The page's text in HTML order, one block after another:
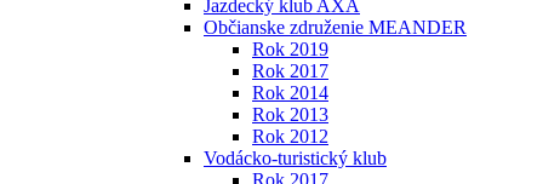
Jazdecký klub AXA
Občianske združenie MEANDER
Rok 2019
Rok 2017
Rok 2014
Rok 2013
Rok 2012
Vodácko-turistický klub
Rok 2017